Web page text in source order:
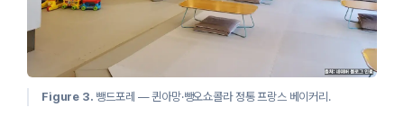
Figure 3. 뺑드포레 — 퀸아망·뺑오쇼콜라 정통 프랑스 베이커리.